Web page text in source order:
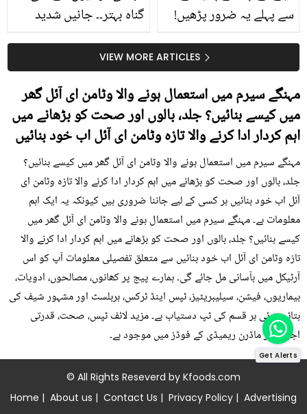
گناہ بہتر۔۔ جانیں شدید
کیوں کھانا چاہیے؟
سے پہلے یہ ضرور پڑھیں!
سستا اور قدرتی حلVIEW MORE ARTICLES
مہنگے سیرم میں استعمال ہونے والا وٹامن ای آئل گھر
میں کیسے بنائیں؟ جلد، بالوں اور صحت کو بڑھانے میں
اہم کردار ادا کرنے والا تازہ وٹامن ای آئل اب خود بنائیں
مہنگے سیرم میں استعمال ہونے والا وٹامن ای آئل گھر میں کیسے بنائیں؟
جلد، بالوں اور صحت کو بڑھانے میں اہم کردار ادا کرنے والا تازہ وٹامن ای
آئل اب خود بنائیں ہر کسی کے لیے جاننا ضروری ہیں کیونکہ یہ ایک اہم
معلومات ہے۔ مہنگے سیرم میں استعمال ہونے والا وٹامن ای آئل گھر میں
کیسے بنائیں؟ جلد، بالوں اور صحت کو بڑھانے میں اہم کردار ادا کرنے والا
تازہ وٹامن ای آئل اب خود بنائیں سے متعلق تفصیلی معلومات آپ کو اس
آرٹیکل میں بآسانی مل جائے گی۔ ہمارے پیج پر کھانوں، مصالحوں، ادویات،
بیماریوں، فیشن، سیلیبریٹیز، ٹپس اینڈ ٹرکس، ہربلسٹ اور مشہور شیف کی
بتائی ہوئی ہر قسم کی ٹپ دستیاب ہے۔ مزید لائف ٹپس، صحت، قدرتی
اجزاء اور ماڈرن ریمیڈی کے فوڈز میں موجود ہے۔
© All Rights Reseverd by Kfoods.com
Home | About us | Contact Us | Privacy Policy | Advertising
Get Alerts